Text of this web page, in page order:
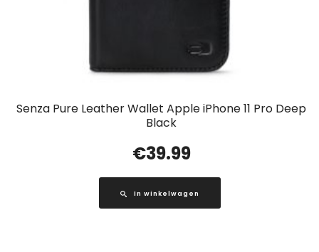
Senza Pure Leather Wallet Apple iPhone 11 Pro Deep
Black
€39.99
In winkelwagen